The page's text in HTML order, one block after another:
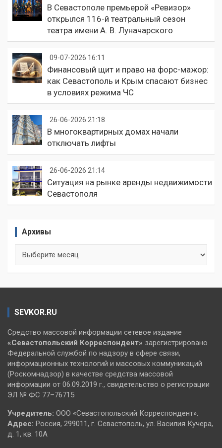
В Севастополе премьерой «Ревизор»
открылся 116-й театральный сезон
театра имени А. В. Луначарского
09-07-2026 16:11
Финансовый щит и право на форс-мажор:
как Севастополь и Крым спасают бизнес
в условиях режима ЧС
26-06-2026 21:18
В многоквартирных домах начали
отключать лифты
26-06-2026 21:14
Ситуация на рынке аренды недвижимости
Севастополя
Архивы
SEVKOR.RU
Средство массовой информации сетевое издание
«Севастопольский Корреспондент» зарегистрировано
Федеральной службой по надзору в сфере связи,
информационных технологий и массовых коммуникаций
(Роскомнадзор) в качестве средства массовой
информации от 06.09.2019 г., свидетельство о регистрации
ЭЛ № ФС 77–76715
Учредитель: ООО «Севастопольский Корреспондент».
Адрес: Россия, 299011, г. Севастополь, ул. Василия Кучера,
д. 1, кв. 10А